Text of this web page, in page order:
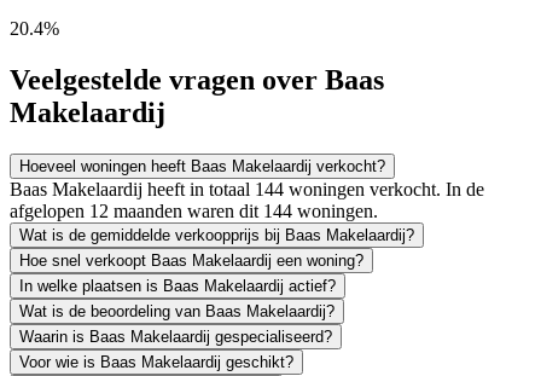
20.4%
Veelgestelde vragen over Baas
Makelaardij
Hoeveel woningen heeft Baas Makelaardij verkocht?
Baas Makelaardij heeft in totaal 144 woningen verkocht. In de
afgelopen 12 maanden waren dit 144 woningen.
Wat is de gemiddelde verkoopprijs bij Baas Makelaardij?
Hoe snel verkoopt Baas Makelaardij een woning?
In welke plaatsen is Baas Makelaardij actief?
Wat is de beoordeling van Baas Makelaardij?
Waarin is Baas Makelaardij gespecialiseerd?
Voor wie is Baas Makelaardij geschikt?